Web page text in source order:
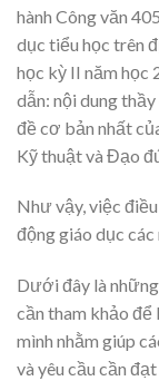
hành Công văn
dục tiểu học trên
học kỳ II năm học
dẫn: nội dung
đề cơ bản nhất
Kỹ thuật và Đạo
Như vậy, việc
động giáo dục các
Dưới đây là
cần tham khảo để
mình nhằm giúp
và yêu cầu cần